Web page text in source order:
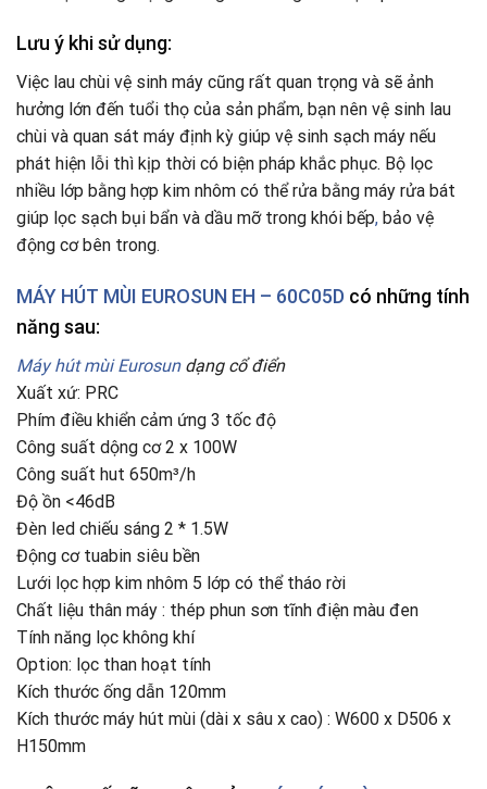
Lưu ý khi sử dụng:
Việc lau chùi vệ sinh máy cũng rất quan trọng và sẽ ảnh
hưởng lớn đến tuổi thọ của sản phẩm, bạn nên vệ sinh lau
chùi và quan sát máy định kỳ giúp vệ sinh sạch máy nếu
phát hiện lỗi thì kịp thời có biện pháp khắc phục. Bộ lọc
nhiều lớp bằng hợp kim nhôm có thể rửa bằng máy rửa bát
giúp lọc sạch bụi bẩn và dầu mỡ trong khói bếp, bảo vệ
động cơ bên trong.
MÁY HÚT MÙI EUROSUN EH – 60C05D có những tính
năng sau:
Máy hút mùi Eurosundạng cổ điển
Xuất xứ: PRC
Phím điều khiển cảm ứng 3 tốc độ
Công suất dộng cơ 2 x 100W
Công suất hut 650m³/h
Độ ồn <46dB
Đèn led chiếu sáng 2 * 1.5W
Động cơ tuabin siêu bền
Lưới lọc hợp kim nhôm 5 lớp có thể tháo rời
Chất liệu thân máy : thép phun sơn tĩnh điện màu đen
Tính năng lọc không khí
Option: lọc than hoạt tính
Kích thước ống dẫn 120mm
Kích thước máy hút mùi (dài x sâu x cao) : W600 x D506 x
H150mm